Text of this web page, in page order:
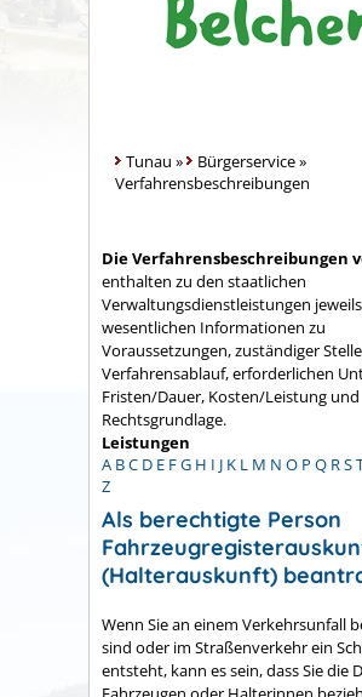
Tunau » Bürgerservice»
Verfahrensbeschreibungen
Die Verfahrensbeschreibungen
enthalten zu den staatlichen
Verwaltungsdienstleistungen
wesentlichen Informationen zu
Voraussetzungen, zuständiger
Verfahrensablauf, erforderlichen
Fristen/Dauer, Kosten/Leistung und
Rechtsgrundlage.
Leistungen
A BC D E FG H I J K L M N O P Q RS
Z
Als berechtigte Person
(Halterauskunft)
Wenn Sie an einem Verkehrsunfall
sind oder im Straßenverkehr ein
entsteht, kann es sein, dass Sie die